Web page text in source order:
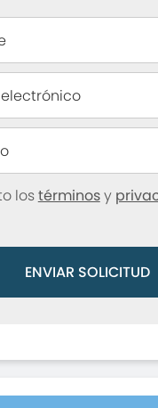
lostérminosy
ENVIAR SOLICITUD